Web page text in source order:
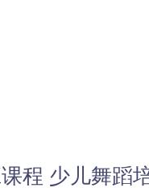
程 少儿舞蹈